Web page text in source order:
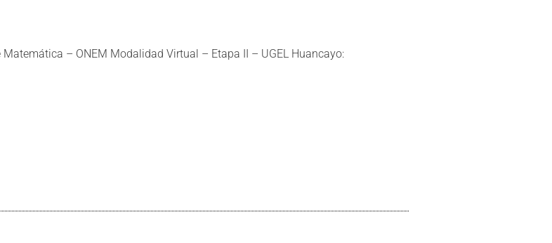
– ONEM Modalidad Virtual – Etapa II – UGEL Huancayo: